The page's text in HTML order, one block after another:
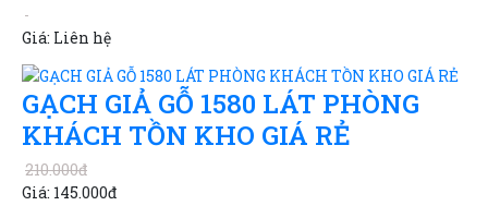
Giá: Liên hệ
GẠCH GIẢ GỖ 1580 LÁT PHÒNG
KHÁCH TỒN KHO GIÁ RẺ
210.000đ
Giá: 145.000đ